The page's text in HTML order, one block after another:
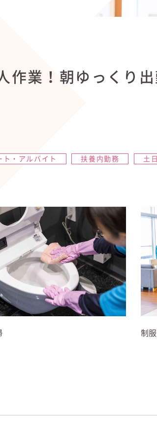
作業！朝ゆっくり
ト・アルバイト 扶養内勤務 土
制